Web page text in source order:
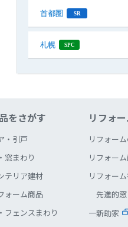
首都圏 SR
札幌 SPC
をさがす
・引戸
窓まわり
テリア建材
ォーム商品
フェンスまわり
リフォ
リフォー
リフォー
リフォー
先進的
一新助家